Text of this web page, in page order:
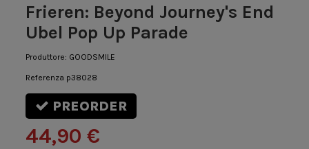
Frieren: Beyond Journey's End
Ubel Pop Up Parade
Produttore: GOODSMILE
Referenza p38028
PREORDER
44,90 €